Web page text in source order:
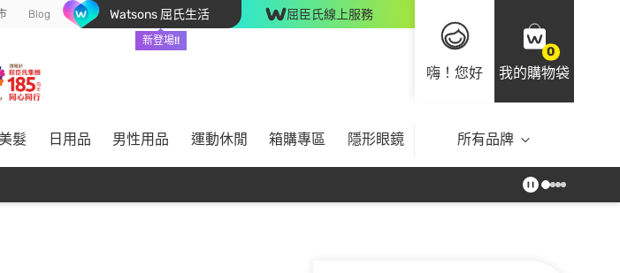
Blog Watsons 屈氏生活
新登場!!
屈臣氏線上服務
嗨！您好
0
我的購物袋
髮 日用品 男性用品 運動休閒 箱購專區 隱形眼鏡 所有品牌